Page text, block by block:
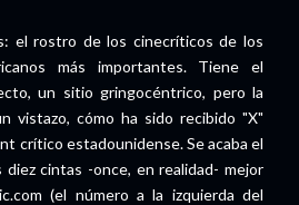
el rostro de los cinecríticos de los
más importantes. Tiene el
un sitio gringocéntrico, pero la
vistazo, cómo ha sido recibido "X"
crítico estadounidense. Se acaba el
diez cintas -once, en realidad- mejor
(el número a la izquierda del